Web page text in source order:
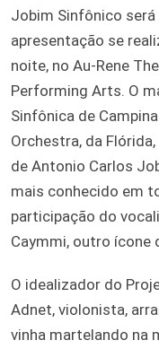
Jobim Sinfônico
apresentação se
noite, no Au-Rene
Performing Arts. O
Sinfônica de
Orchestra, da
de Antonio Carlos
mais conhecido em
participação do
Caymmi, outro ícone
O idealizador do
Adnet, violonista,
vinha martelando na